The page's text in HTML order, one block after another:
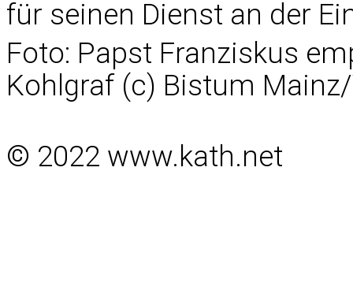
für seinen Dienst an der
Foto: Papst Franziskus
Kohlgraf (c) Bistum
© 2022 www.kath.net